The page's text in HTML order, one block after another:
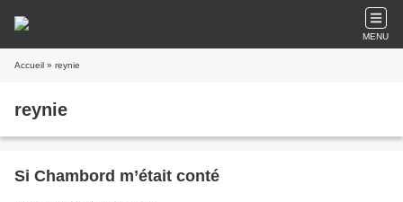
MENU
Accueil » reynie
reynie
Si Chambord m’était conté